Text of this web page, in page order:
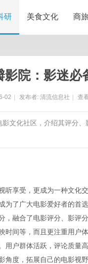
研 美食文化 商
影院：影迷必
02 发布者: 清流信息社 查
文化社区，介绍其评分
听享受，更成为一种文化
为了广大电影爱好者的首
，融合了电影评分、影评
时间等，而且更注重用户
用户群体活跃，评论质量
角度，拓展自己的电影视